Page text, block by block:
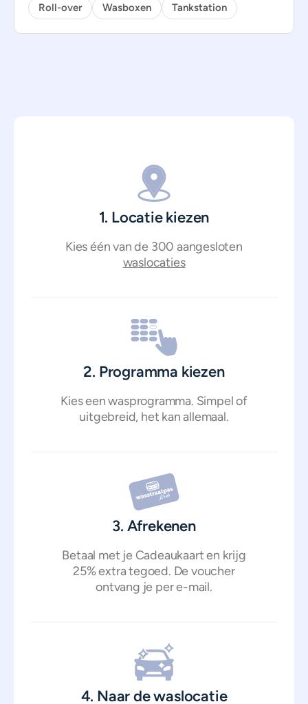
Roll-over Wasboxen Tankstation
1. Locatie kiezen
Kies één van de 300 aangesloten
waslocaties
2. Programma kiezen
Kies een wasprogramma. Simpel of
uitgebreid, het kan allemaal.
3. Afrekenen
Betaal met je Cadeaukaart en krijg
25% extra tegoed. De voucher
ontvang je per e-mail.
4. Naar de waslocatie